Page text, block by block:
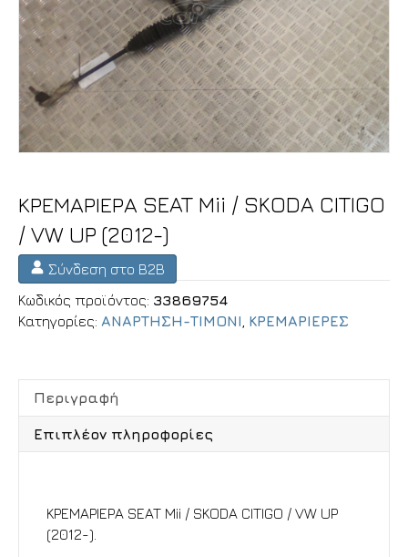
ΚΡΕΜΑΡΙΕΡΑ SEAT Mii / SKODA CITIGO
/ VW UP (2012-)
Σύνδεση στο B2B
Κωδικός προϊόντος: 33869754
Κατηγορίες: ΑΝΑΡΤΗΣΗ-ΤΙΜΟΝΙ ΚΡΕΜΑΡΙΕΡΕΣ
Περιγραφή
Επιπλέον πληροφορίες
ΚΡΕΜΑΡΙΕΡΑ SEAT Mii / SKODA CITIGO / VW UP
(2012-).